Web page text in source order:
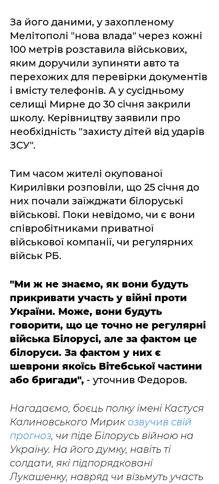
За його даними, у захопленому
Мелітополі "нова влада" через кожні
100 метрів розставила військових,
яким доручили зупиняти авто та
перехожих для перевірки документів
і вмісту телефонів. А у сусідньому
селищі Мирне до 30 січня закрили
школу. Керівництву заявили про
необхідність "захисту дітей від ударів
ЗСУ".
Тим часом жителі окупованої
Кирилівки розповіли, що 25 січня до
них почали заїжджати білоруські
військові. Поки невідомо, чи є вони
співробітниками приватної
військової компанії, чи регулярних
військ РБ.
"Ми ж не знаємо, як вони будуть
прикривати участь у війні проти
України. Може, вони будуть
говорити, що це точно не регулярні
війська Білорусі, але за фактом це
білоруси. За фактом у них є
шеврони якоїсь Вітебської частини
або бригади", - уточнив Федоров.
Нагадаємо, боєць полку імені Кастуся
Калиновського Мирик озвучив свій
прогноз, чи піде Білорусь війною на
Україну. На його думку, навіть ті
солдати, які підпорядковані
Лукашенку, навряд чи візьмуть участь